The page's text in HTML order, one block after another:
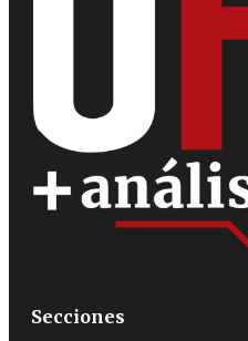
Secciones